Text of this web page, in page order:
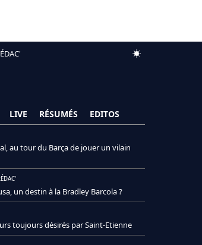
LIVE RÉSUMÉS EDITOS
au tour du Barça de jouer un vilain
un destin à la Bradley Barcola ?
toujours désirés par Saint-Etienne